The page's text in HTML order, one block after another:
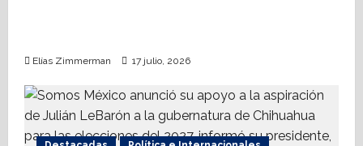
Elías Zimmerman 17 julio, 2026